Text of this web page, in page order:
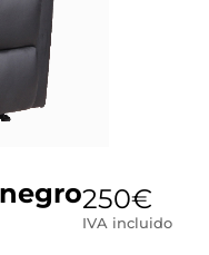
250€
IVA incluido